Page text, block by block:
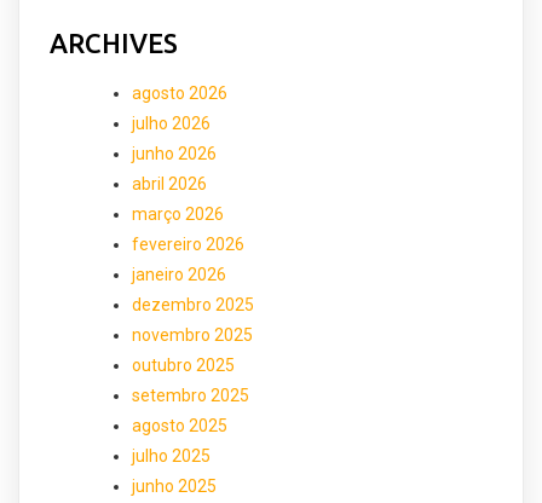
ARCHIVES
agosto 2026
julho 2026
junho 2026
abril 2026
março 2026
fevereiro 2026
janeiro 2026
dezembro 2025
novembro 2025
outubro 2025
setembro 2025
agosto 2025
julho 2025
junho 2025